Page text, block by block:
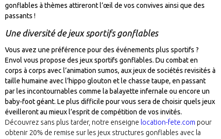
gonflables à thèmes attireront l’œil de vos convives ainsi que des
passants !
Une diversité de jeux sportifs gonflables
Vous avez une préférence pour des événements plus sportifs ?
Envol vous propose des jeux sportifs gonflables. Du combat en
corps à corps avec l’animation sumos, aux jeux de sociétés revisités à
taille humaine avec l’hippo glouton et le chasse taupe, en passant
par les incontournables comme la balayette infernale ou encore un
baby-foot géant. Le plus difficile pour vous sera de choisir quels jeux
éveilleront au mieux l’esprit de compétition de vos invités.
Découvrez sans plus tarder, notre enseigne location-fete.com pour
obtenir 20% de remise sur les jeux structures gonflables avec la